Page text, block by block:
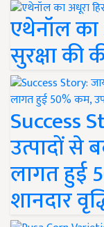
एथेनॉल का
सुरक्षा की
Success
उत्पादों से
लागत हुई
शानदार